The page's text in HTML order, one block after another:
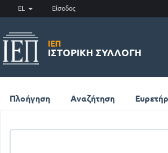
EL Είσοδος
ΙΕΠ
ΙΣΤΟΡΙΚΉ ΣΥΛΛΟΓΉ
Πλοήγηση Αναζήτηση